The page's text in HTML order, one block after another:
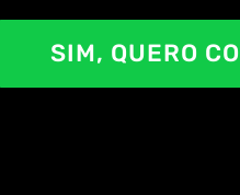
SIM, QUERO